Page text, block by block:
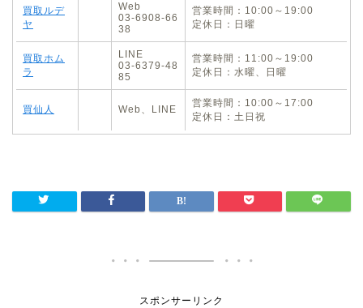
買取ルデ
ヤ
Web
03-6908-66
38
営業時間：10:00～19:00
定休日：日曜
買取ホム
ラ
LINE
03-6379-48
85
営業時間：11:00～19:00
定休日：水曜、日曜
買仙人 Web、LINE
営業時間：10:00～17:00
定休日：土日祝
スポンサーリンク